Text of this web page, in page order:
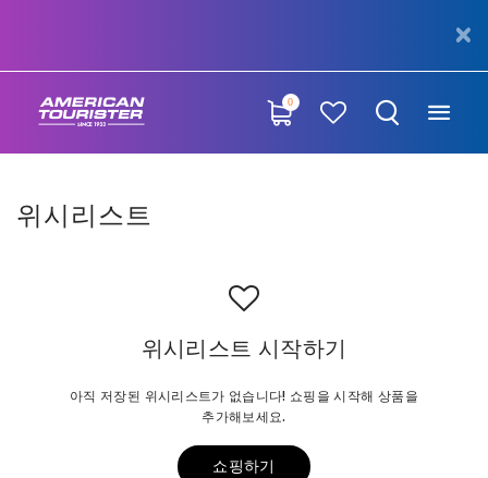
0
위시리스트
위시리스트 시작하기
아직 저장된 위시리스트가 없습니다! 쇼핑을 시작해 상품을
추가해보세요.
쇼핑하기